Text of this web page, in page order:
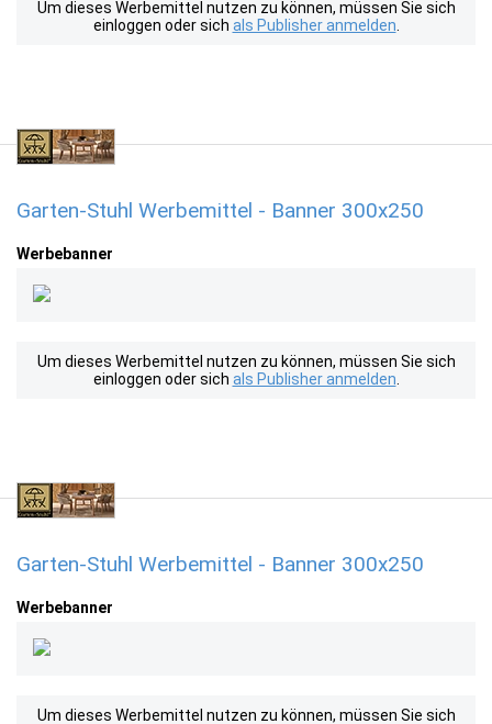
Um dieses Werbemittel nutzen zu können, müssen Sie sich
einloggen oder sich als Publisher anmelden
Garten-Stuhl Werbemittel - Banner 300x250
Werbebanner
Um dieses Werbemittel nutzen zu können, müssen Sie sich
einloggen oder sich als Publisher anmelden
Garten-Stuhl Werbemittel - Banner 300x250
Werbebanner
Um dieses Werbemittel nutzen zu können, müssen Sie sich